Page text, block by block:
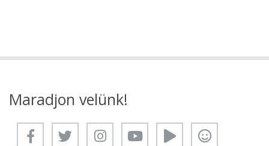
Maradjon velünk!